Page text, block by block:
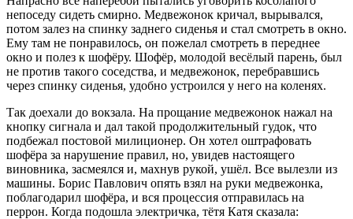
непоседу сидеть смирно. Медвежонок кричал, вырывался,
потом залез на спинку заднего сиденья и стал смотреть в окно.
Ему там не понравилось, он пожелал смотреть в переднее
окно и полез к шофёру. Шофёр, молодой весёлый парень, был
не против такого соседства, и медвежонок, перебравшись
через спинку сиденья, удобно устроился у него на коленях.
Так доехали до вокзала. На прощание медвежонок нажал на
кнопку сигнала и дал такой продолжительный гудок, что
подбежал постовой милиционер. Он хотел оштрафовать
шофёра за нарушение правил, но, увидев настоящего
виновника, засмеялся и, махнув рукой, ушёл. Все вылезли из
машины. Борис Павлович опять взял на руки медвежонка,
поблагодарил шофёра, и вся процессия отправилась на
перрон. Когда подошла электричка, тётя Катя сказала: